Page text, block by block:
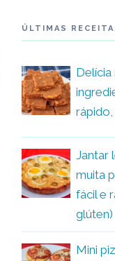
ÚLTIMAS
Delícia
Jantar
muita
fácil e
glúten)
Mini